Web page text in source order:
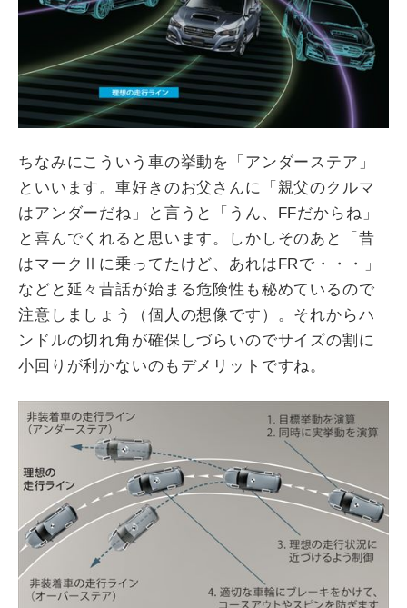
ちなみにこういう車の挙動を「アンダーステア」
といいます。車好きのお父さんに「親父のクルマ
はアンダーだね」と言うと「うん、FFだからね」
と喜んでくれると思います。しかしそのあと「昔
はマークⅡに乗ってたけど、あれはFRで・・・」
などと延々昔話が始まる危険性も秘めているので
注意しましょう（個人の想像です）。それからハ
ンドルの切れ角が確保しづらいのでサイズの割に
小回りが利かないのもデメリットですね。